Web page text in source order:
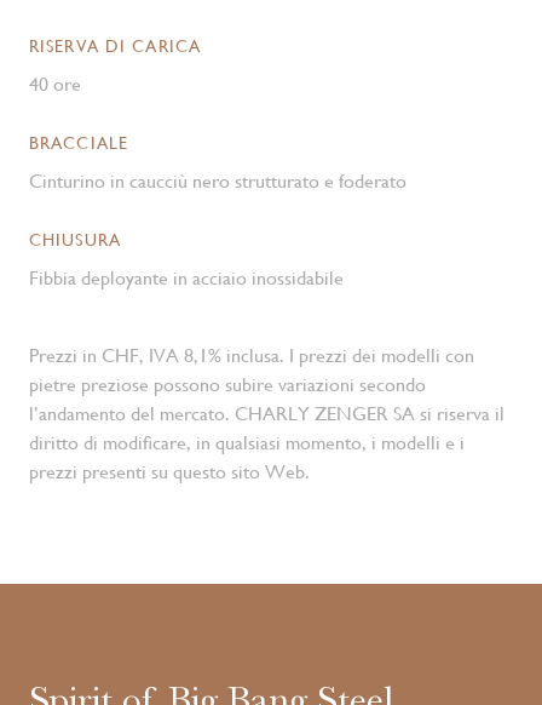
RISERVA DI CARICA
40 ore
BRACCIALE
Cinturino in caucciù nero strutturato e foderato
CHIUSURA
Fibbia deployante in acciaio inossidabile
Prezzi in CHF, IVA 8,1% inclusa. I prezzi dei modelli con
pietre preziose possono subire variazioni secondo
l’andamento del mercato. CHARLY ZENGER SA si riserva il
diritto di modificare, in qualsiasi momento, i modelli e i
prezzi presenti su questo sito Web.